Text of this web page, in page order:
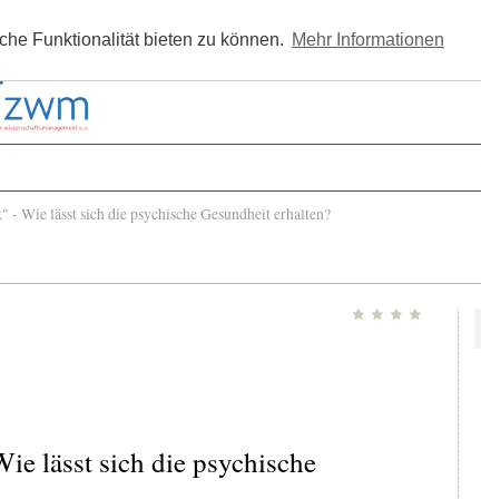
Funktionalität bieten zu können. Mehr Informationen
Kostenlos registrieren
Wie lässt sich die psychische Gesundheit erhalten?
lässt sich die psychische